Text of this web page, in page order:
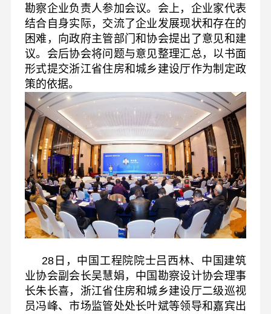
勘察企业负责人参加会议。会上，企业家代表
结合自身实际，交流了企业发展现状和存在的
困难，向政府主管部门和协会提出了意见和建
议。会后协会将问题与意见整理汇总，以书面
形式提交浙江省住房和城乡建设厅作为制定政
策的依据。
28日，中国工程院院士吕西林、中国建筑
业协会副会长吴慧娟，中国勘察设计协会理事
长朱长喜，浙江省住房和城乡建设厅二级巡视
员冯峰、市场监管处处长叶斌等领导和嘉宾出